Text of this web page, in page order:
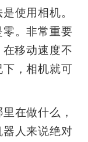
使用相机。
。非常重要
移动速度不
，相机就可
在做什么，
人来说绝对